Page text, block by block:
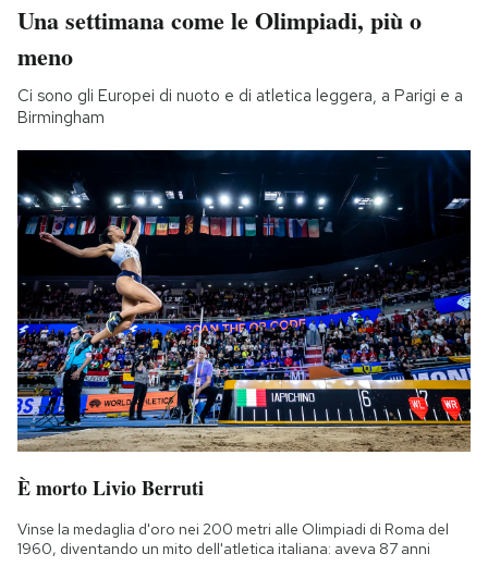
Una settimana come le Olimpiadi, più o
meno
Ci sono gli Europei di nuoto e di atletica leggera, a Parigi e a
Birmingham
È morto Livio Berruti
Vinse la medaglia d'oro nei 200 metri alle Olimpiadi di Roma del
1960, diventando un mito dell'atletica italiana: aveva 87 anni